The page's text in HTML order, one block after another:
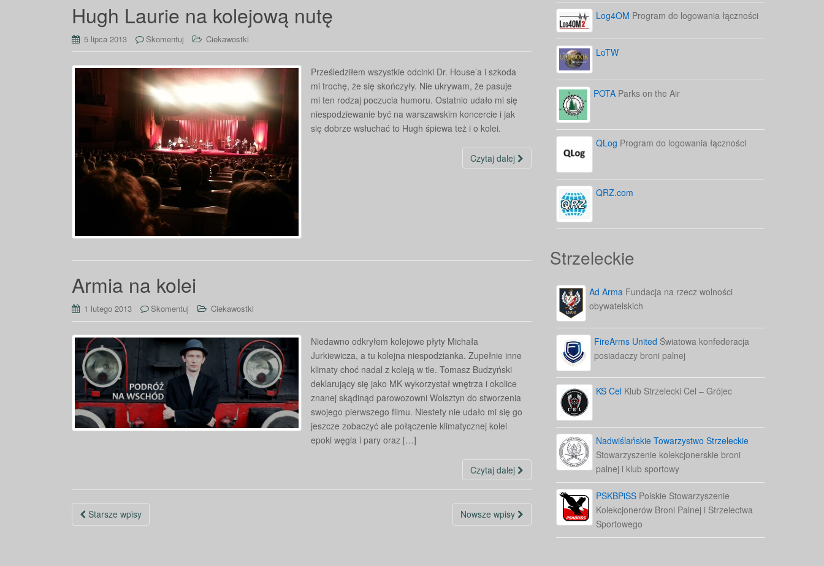
Hugh Laurie na kolejową nutę
5 lipca 2013 Skomentuj Ciekawostki
Prześledziłem wszystkie odcinki Dr. House’a i szkoda
mi trochę, że się skończyły. Nie ukrywam, że pasuje
mi ten rodzaj poczucia humoru. Ostatnio udało mi się
niespodziewanie być na warszawskim koncercie i jak
się dobrze wsłuchać to Hugh śpiewa też i o kolei.
Czytaj dalej
Armia na kolei
1 lutego 2013 Skomentuj Ciekawostki
Niedawno odkryłem kolejowe płyty Michała
Jurkiewicza, a tu kolejna niespodzianka. Zupełnie inne
klimaty choć nadal z koleją w tle. Tomasz Budzyński
deklarujący się jako MK wykorzystał wnętrza i okolice
znanej skądinąd parowozowni Wolsztyn do stworzenia
swojego pierwszego filmu. Niestety nie udało mi się go
jeszcze zobaczyć ale połączenie klimatycznej kolei
epoki węgla i pary oraz […]
Czytaj dalej
Nawigacja
po
Starsze wpisy Nowsze wpisy
Log4OM Program do logowania łączności
LoTW
POTA Parks on the Air
QLog Program do logowania łączności
QRZ.com
Strzeleckie
Ad Arma Fundacja na rzecz wolności
obywatelskich
FireArms United Światowa konfederacja
posiadaczy broni palnej
KS Cel Klub Strzelecki Cel – Grójec
Nadwiślańskie Towarzystwo Strzeleckie
Stowarzyszenie kolekcjonerskie broni
palnej i klub sportowy
PSKBPiSS Polskie Stowarzyszenie
Kolekcjonerów Broni Palnej i Strzelectwa
Sportowego